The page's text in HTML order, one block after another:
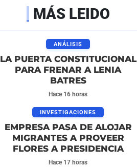
MÁS LEIDO
ANÁLISIS
LA PUERTA CONSTITUCIONAL
PARA FRENAR A LENIA
BATRES
Hace 16 horas
INVESTIGACIONES
EMPRESA PASA DE ALOJAR
MIGRANTES A PROVEER
FLORES A PRESIDENCIA
Hace 17 horas